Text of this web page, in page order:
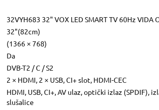
32VYH683 32" VOX LED SMART TV 60Hz VIDA
32"(82cm)
(1366 × 768)
Da
DVB-T2 / C / S2
2 × HDMI, 2 × USB, CI+ slot, HDMI-CEC
HDMI, USB, CI+, AV ulaz, optički izlaz (SPDIF),
slušalice